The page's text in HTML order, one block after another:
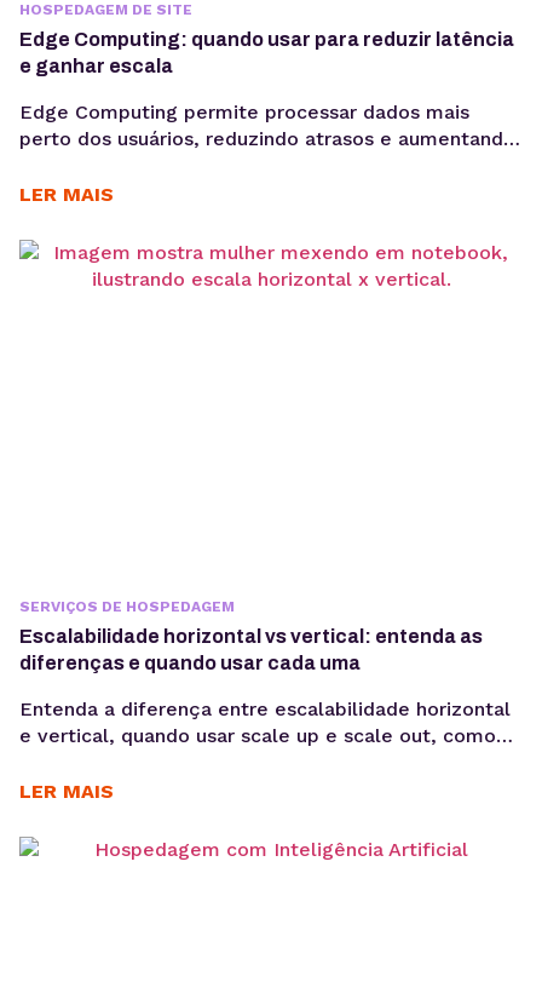
HOSPEDAGEM DE SITE
Edge Computing: quando usar para reduzir latência
e ganhar escala
Edge Computing permite processar dados mais
perto dos usuários, reduzindo atrasos e aumentando
funciona, quais são seus benefícios e quando adotar
Aplicações modernas precisam responder cada vez
mais rápido. Seja em plataformas SaaS, e-
LER MAIS
SERVIÇOS DE HOSPEDAGEM
Escalabilidade horizontal vs vertical: entenda as
diferenças e quando usar cada uma
Entenda a diferença entre escalabilidade horizontal
e vertical, quando usar scale up e scale out, como
faz mais sentido para sua aplicação. Quando uma
nem sempre resolve problemas de performance. Em
LER MAIS